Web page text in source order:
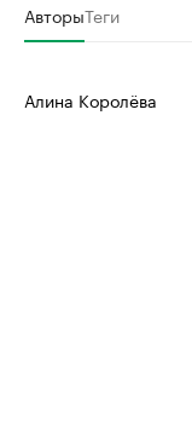
АвторыТеги
Алина Королёва